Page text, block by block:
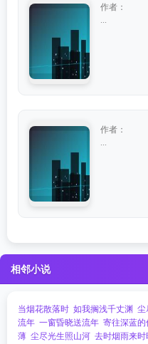
作者：
作者：
相邻小说
当烟花散落时 如我搁浅千丈渊 尘
流年 一窗昏晓送流年 寄往深蓝的
薄 尘尽光生照山河 去时烟雨来时